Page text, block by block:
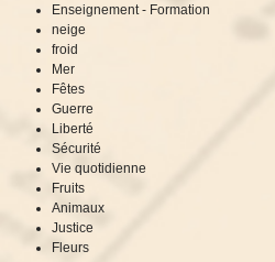
Enseignement - Formation
neige
froid
Mer
Fêtes
Guerre
Liberté
Sécurité
Vie quotidienne
Fruits
Animaux
Justice
Fleurs